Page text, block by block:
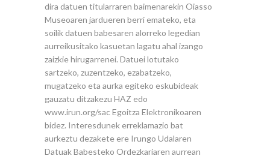
dira datuen titularraren baimenarekin Oiasso
Museoaren jardueren berri emateko, eta
soilik datuen babesaren alorreko legedian
aurreikusitako kasuetan lagatu ahal izango
zaizkie hirugarrenei. Datuei lotutako
sartzeko, zuzentzeko, ezabatzeko,
mugatzeko eta aurka egiteko eskubideak
gauzatu ditzakezu HAZ edo
www.irun.org/sac Egoitza Elektronikoaren
bidez. Interesdunek erreklamazio bat
aurkeztu dezakete ere Irungo Udalaren
Datuak Babesteko Ordezkariaren aurrean